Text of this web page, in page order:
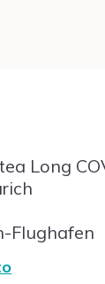
Long
Flughafen